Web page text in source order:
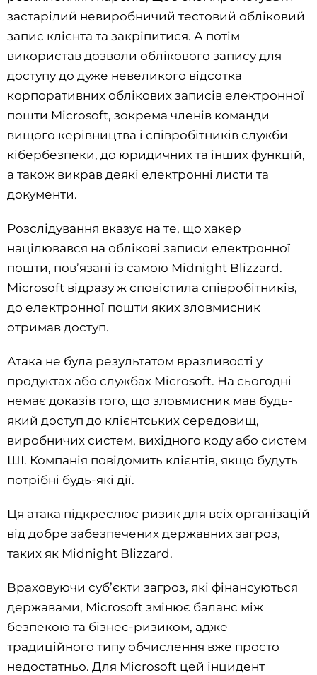
застарілий невиробничий тестовий обліковий
запис клієнта та закріпитися. А потім
використав дозволи облікового запису для
доступу до дуже невеликого відсотка
корпоративних облікових записів електронної
пошти Microsoft, зокрема членів команди
вищого керівництва і співробітників служби
кібербезпеки, до юридичних та інших функцій,
а також викрав деякі електронні листи та
документи.
Розслідування вказує на те, що хакер
націлювався на облікові записи електронної
пошти, пов’язані із самою Midnight Blizzard.
Microsoft відразу ж сповістила співробітників,
до електронної пошти яких зловмисник
отримав доступ.
Атака не була результатом вразливості у
продуктах або службах Microsoft. На сьогодні
немає доказів того, що зловмисник мав будь-
який доступ до клієнтських середовищ,
виробничих систем, вихідного коду або систем
ШІ. Компанія повідомить клієнтів, якщо будуть
потрібні будь-які дії.
Ця атака підкреслює ризик для всіх організацій
від добре забезпечених державних загроз,
таких як Midnight Blizzard.
Враховуючи суб’єкти загроз, які фінансуються
державами, Microsoft змінює баланс між
безпекою та бізнес-ризиком, адже
традиційного типу обчислення вже просто
недостатньо. Для Microsoft цей інцидент